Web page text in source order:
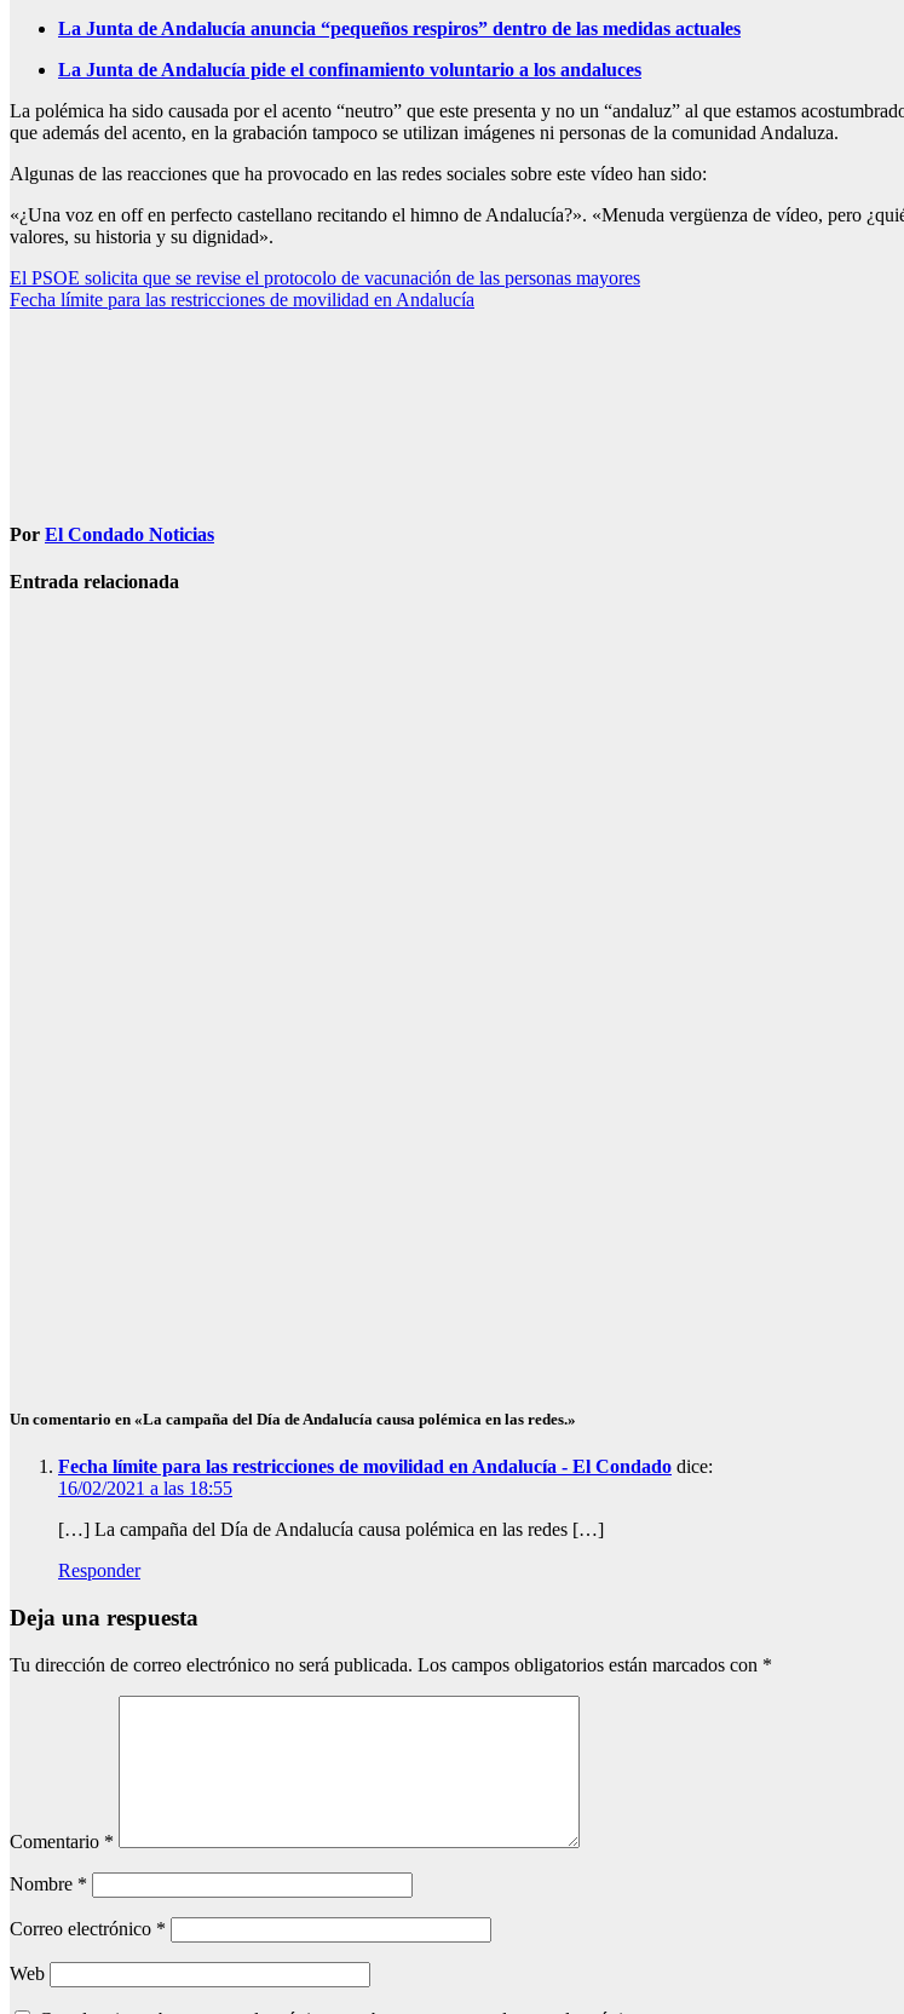
La Junta de Andalucía anuncia “pequeños respiros” dentro de las medidas actuales
La Junta de Andalucía pide el confinamiento voluntario a los andaluces
La polémica ha sido causada por el acento “neutro” que este presenta y no un “andaluz” al que estamos
que además del acento, en la grabación tampoco se utilizan imágenes ni personas de la comunidad Andaluza.
Algunas de las reacciones que ha provocado en las redes sociales sobre este vídeo han sido:
«¿Una voz en off en perfecto castellano recitando el himno de Andalucía?». «Menuda vergüenza de vídeo, pero
valores, su historia y su dignidad».
Navegación
de
El PSOE solicita que se revise el protocolo de vacunación de las personas mayores
Fecha límite para las restricciones de movilidad en Andalucía
Por El Condado Noticias
Entrada relacionada
Un comentario en «La campaña del Día de Andalucía causa polémica en las redes.»
Fecha límite para las restricciones de movilidad en Andalucía - El Condado dice:
16/02/2021 a las 18:55
[…] La campaña del Día de Andalucía causa polémica en las redes […]
Responder
Deja una respuesta
Tu dirección de correo electrónico no será publicada. Los campos obligatorios están marcados con *
Comentario *
Nombre *
Correo electrónico *
Web